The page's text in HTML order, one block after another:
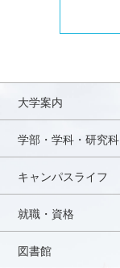
大学案内
学部・学科・研究科
キャンパスライフ
就職・資格
図書館